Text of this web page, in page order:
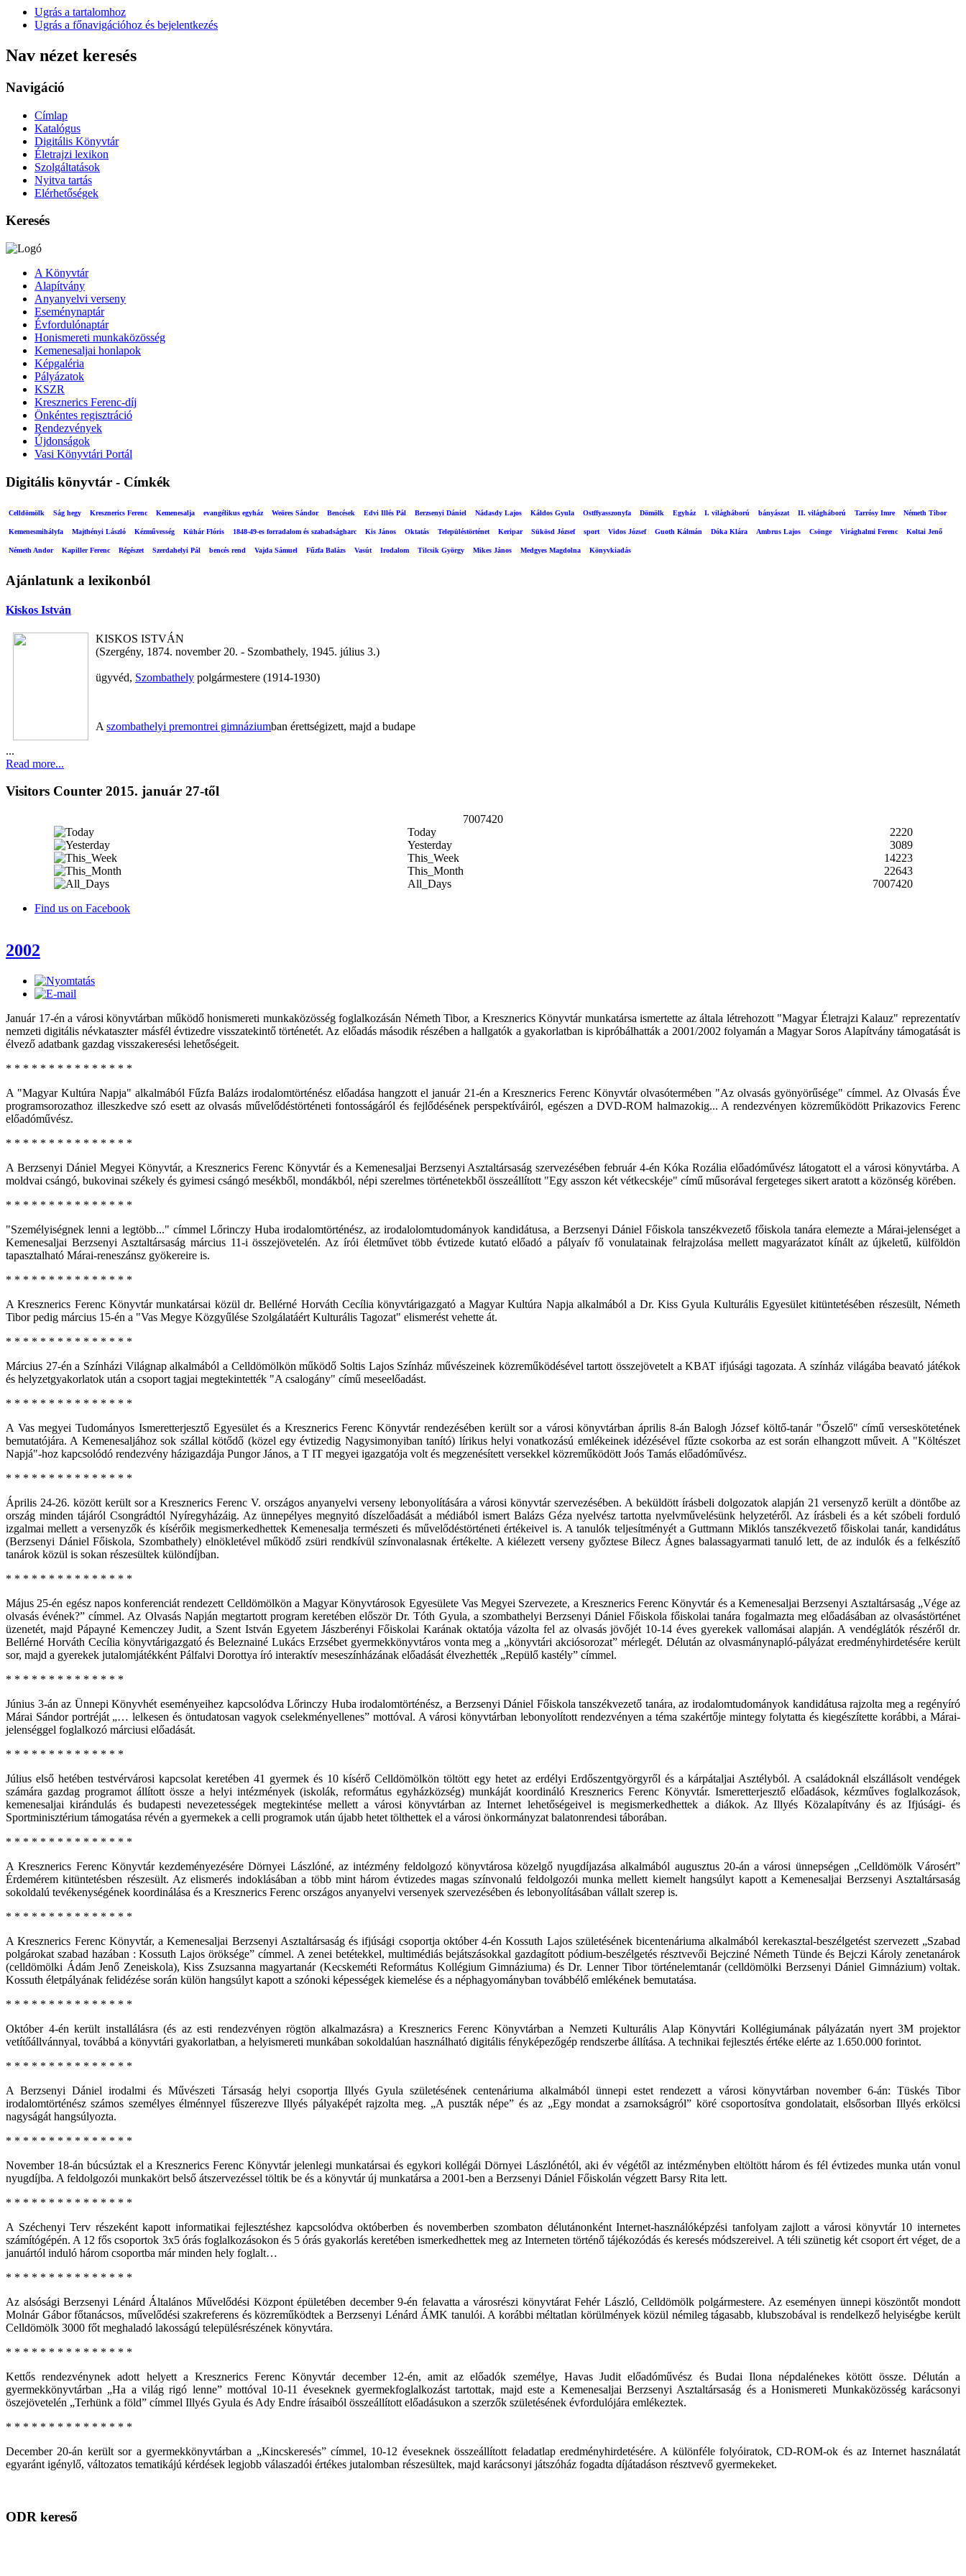
Ugrás a tartalomhoz
Ugrás a főnavigációhoz és bejelentkezés
Nav nézet keresés
Navigáció
Címlap
Katalógus
Digitális Könyvtár
Életrajzi lexikon
Szolgáltatások
Nyitva tartás
Elérhetőségek
Keresés
A Könyvtár
Alapítvány
Anyanyelvi verseny
Eseménynaptár
Évfordulónaptár
Honismereti munkaközösség
Kemenesaljai honlapok
Képgaléria
Pályázatok
KSZR
Kresznerics Ferenc-díj
Önkéntes regisztráció
Rendezvények
Újdonságok
Vasi Könyvtári Portál
Digitális könyvtár - Címkék
Celldömölk Ság hegy Kresznerics Ferenc Kemenesalja evangélikus egyház Weöres Sándor Bencések Edvi Illés Pál Berzsenyi Dániel Nádasdy Lajos Káldos Gyula Ostffyasszonyfa Dömölk Egyház I. világháború bányászat II. világháború Tarrósy Imre Németh Tibor
Kemenesmihályfa Majthényi László Kézművesség Kühár Flóris 1848-49-es forradalom és szabadságharc Kis János Oktatás Településtörténet Keripar Sükösd József sport Vidos József Guoth Kálmán Dóka Klára Ambrus Lajos Csönge Virághalmi Ferenc Koltai Jenő
Németh Andor Kapiller Ferenc Régészet Szerdahelyi Pál bencés rend Vajda Sámuel Fűzfa Balázs Vasút Irodalom Tilcsik György Mikes János Medgyes Magdolna Könyvkiadás
Ajánlatunk a lexikonból
Kiskos István
KISKOS ISTVÁN
(Szergény, 1874. november 20. - Szombathely, 1945. július 3.)
ügyvéd, Szombathely polgármestere (1914-1930)
A szombathelyi premontrei gimnáziumban érettségizett, majd a budape
...
Read more...
Visitors Counter 2015. január 27-től
7007420
Today
2220
Yesterday
3089
This_Week
14223
This_Month
22643
All_Days
7007420
Find us on Facebook
2002
Január 17-én a városi könyvtárban működő honismereti munkaközösség foglalkozásán Németh Tibor, a Kresznerics Könyvtár munkatársa ismertette az általa létrehozott "Magyar Életrajzi Kalauz" reprezentatív
nemzeti digitális névkataszter másfél évtizedre visszatekintő történetét. Az előadás második részében a hallgatók a gyakorlatban is kipróbálhatták a 2001/2002 folyamán a Magyar Soros Alapítvány támogatását is
élvező adatbank gazdag visszakeresési lehetőségeit.
* * * * * * * * * * * * * * *
A "Magyar Kultúra Napja" alkalmából Fűzfa Balázs irodalomtörténész előadása hangzott el január 21-én a Kresznerics Ferenc Könyvtár olvasótermében "Az olvasás gyönyörűsége" címmel. Az Olvasás Éve
programsorozathoz illeszkedve szó esett az olvasás művelődéstörténeti fontosságáról és fejlődésének perspektíváiról, egészen a DVD-ROM halmazokig... A rendezvényen közreműködött Prikazovics Ferenc
előadóművész.
* * * * * * * * * * * * * * *
A Berzsenyi Dániel Megyei Könyvtár, a Kresznerics Ferenc Könyvtár és a Kemenesaljai Berzsenyi Asztaltársaság szervezésében február 4-én Kóka Rozália előadóművész látogatott el a városi könyvtárba. A
moldvai csángó, bukovinai székely és gyimesi csángó mesékből, mondákból, népi szerelmes történetekből összeállított "Egy asszon két vétkecskéje" című műsorával fergeteges sikert aratott a közönség körében.
* * * * * * * * * * * * * * *
"Személyiségnek lenni a legtöbb..." címmel Lőrinczy Huba irodalomtörténész, az irodalolomtudományok kandidátusa, a Berzsenyi Dániel Főiskola tanszékvezető főiskola tanára elemezte a Márai-jelenséget a
Kemenesaljai Berzsenyi Asztaltársaság március 11-i összejövetelén. Az írói életművet több évtizede kutató előadó a pályaív fő vonulatainak felrajzolása mellett magyarázatot kínált az újkeletű, külföldön
tapasztalható Márai-reneszánsz gyökereire is.
* * * * * * * * * * * * * * *
A Kresznerics Ferenc Könyvtár munkatársai közül dr. Bellérné Horváth Cecília könyvtárigazgató a Magyar Kultúra Napja alkalmából a Dr. Kiss Gyula Kulturális Egyesület kitüntetésében részesült, Németh
Tibor pedig március 15-én a "Vas Megye Közgyűlése Szolgálatáért Kulturális Tagozat" elismerést vehette át.
* * * * * * * * * * * * * * *
Március 27-én a Színházi Világnap alkalmából a Celldömölkön működő Soltis Lajos Színház művészeinek közreműködésével tartott összejövetelt a KBAT ifjúsági tagozata. A színház világába beavató játékok
és helyzetgyakorlatok után a csoport tagjai megtekintették "A csalogány" című meseelőadást.
* * * * * * * * * * * * * * *
A Vas megyei Tudományos Ismeretterjesztő Egyesület és a Kresznerics Ferenc Könyvtár rendezésében került sor a városi könyvtárban április 8-án Balogh József költő-tanár "Őszelő" című verseskötetének
bemutatójára. A Kemenesaljához sok szállal kötődő (közel egy évtizedig Nagysimonyiban tanító) lírikus helyi vonatkozású emlékeinek idézésével fűzte csokorba az est során elhangzott műveit. A "Költészet
Napjá"-hoz kapcsolódó rendezvény házigazdája Pungor János, a T IT megyei igazgatója volt és megzenésített versekkel közreműködött Joós Tamás előadóművész.
* * * * * * * * * * * * * * *
Április 24-26. között került sor a Kresznerics Ferenc V. országos anyanyelvi verseny lebonyolítására a városi könyvtár szervezésében. A beküldött írásbeli dolgozatok alapján 21 versenyző került a döntőbe az
ország minden tájáról Csongrádtól Nyíregyházáig. Az ünnepélyes megnyitó díszelőadását a médiából ismert Balázs Géza nyelvész tartotta nyelvművelésünk helyzetéről. Az írásbeli és a két szóbeli forduló
izgalmai mellett a versenyzők és kísérőik megismerkedhettek Kemenesalja természeti és művelődéstörténeti értékeivel is. A tanulók teljesítményét a Guttmann Miklós tanszékvezető főiskolai tanár, kandidátus
(Berzsenyi Dániel Főiskola, Szombathely) elnökletével működő zsüri rendkívül színvonalasnak értékelte. A kiélezett verseny győztese Bilecz Ágnes balassagyarmati tanuló lett, de az indulók és a felkészítő
tanárok közül is sokan részesültek különdíjban.
* * * * * * * * * * * * * * *
Május 25-én egész napos konferenciát rendezett Celldömölkön a Magyar Könyvtárosok Egyesülete Vas Megyei Szervezete, a Kresznerics Ferenc Könyvtár és a Kemenesaljai Berzsenyi Asztaltársaság „Vége az
olvasás évének?” címmel. Az Olvasás Napján megtartott program keretében először Dr. Tóth Gyula, a szombathelyi Berzsenyi Dániel Főiskola főiskolai tanára fogalmazta meg előadásában az olvasástörténet
üzenetét, majd Pápayné Kemenczey Judit, a Szent István Egyetem Jászberényi Főiskolai Karának oktatója vázolta fel az olvasás jövőjét 10-14 éves gyerekek vallomásai alapján. A vendéglátók részéről dr.
Bellérné Horváth Cecília könyvtárigazgató és Beleznainé Lukács Erzsébet gyermekkönyvtáros vonta meg a „könyvtári akciósorozat” mérlegét. Délután az olvasmánynapló-pályázat eredményhirdetésére került
sor, majd a gyerekek jutalomjátékként Pálfalvi Dorottya író interaktív meseszínházának előadását élvezhették „Repülő kastély” címmel.
* * * * * * * * * * * * * *
Június 3-án az Ünnepi Könyvhét eseményeihez kapcsolódva Lőrinczy Huba irodalomtörténész, a Berzsenyi Dániel Főiskola tanszékvezető tanára, az irodalomtudományok kandidátusa rajzolta meg a regényíró
Márai Sándor portréját „… lelkesen és öntudatosan vagyok cselekményellenes” mottóval. A városi könyvtárban lebonyolított rendezvényen a téma szakértője mintegy folytatta és kiegészítette korábbi, a Márai-
jelenséggel foglalkozó márciusi előadását.
* * * * * * * * * * * * * *
Július első hetében testvérvárosi kapcsolat keretében 41 gyermek és 10 kísérő Celldömölkön töltött egy hetet az erdélyi Erdőszentgyörgyről és a kárpátaljai Asztélyból. A családoknál elszállásolt vendégek
számára gazdag programot állított össze a helyi intézmények (iskolák, református egyházközség) munkáját koordináló Kresznerics Ferenc Könyvtár. Ismeretterjesztő előadások, kézműves foglalkozások,
kemenesaljai kirándulás és budapesti nevezetességek megtekintése mellett a városi könyvtárban az Internet lehetőségeivel is megismerkedhettek a diákok. Az Illyés Közalapítvány és az Ifjúsági- és
Sportminisztérium támogatása révén a gyermekek a celli programok után újabb hetet tölthettek el a városi önkormányzat balatonrendesi táborában.
* * * * * * * * * * * * * * *
A Kresznerics Ferenc Könyvtár kezdeményezésére Dörnyei Lászlóné, az intézmény feldolgozó könyvtárosa közelgő nyugdíjazása alkalmából augusztus 20-án a városi ünnepségen „Celldömölk Városért”
Érdemérem kitüntetésben részesült. Az elismerés indoklásában a több mint három évtizedes magas színvonalú feldolgozói munka mellett kiemelt hangsúlyt kapott a Kemenesaljai Berzsenyi Asztaltársaság
sokoldalú tevékenységének koordinálása és a Kresznerics Ferenc országos anyanyelvi versenyek szervezésében és lebonyolításában vállalt szerep is.
* * * * * * * * * * * * * * *
A Kresznerics Ferenc Könyvtár, a Kemenesaljai Berzsenyi Asztaltársaság és ifjúsági csoportja október 4-én Kossuth Lajos születésének bicentenáriuma alkalmából kerekasztal-beszélgetést szervezett „Szabad
polgárokat szabad hazában : Kossuth Lajos öröksége” címmel. A zenei betétekkel, multimédiás bejátszásokkal gazdagított pódium-beszélgetés résztvevői Bejcziné Németh Tünde és Bejczi Károly zenetanárok
(celldömölki Ádám Jenő Zeneiskola), Kiss Zsuzsanna magyartanár (Kecskeméti Református Kollégium Gimnáziuma) és Dr. Lenner Tibor történelemtanár (celldömölki Berzsenyi Dániel Gimnázium) voltak.
Kossuth életpályának felidézése során külön hangsúlyt kapott a szónoki képességek kiemelése és a néphagyományban továbbélő emlékének bemutatása.
* * * * * * * * * * * * * * *
Október 4-én került installálásra (és az esti rendezvényen rögtön alkalmazásra) a Kresznerics Ferenc Könyvtárban a Nemzeti Kulturális Alap Könyvtári Kollégiumának pályázatán nyert 3M projektor
vetítőállvánnyal, továbbá a könyvtári gyakorlatban, a helyismereti munkában sokoldalúan használható digitális fényképezőgép rendszerbe állítása. A technikai fejlesztés értéke elérte az 1.650.000 forintot.
* * * * * * * * * * * * * * *
A Berzsenyi Dániel irodalmi és Művészeti Társaság helyi csoportja Illyés Gyula születésének centenáriuma alkalmából ünnepi estet rendezett a városi könyvtárban november 6-án: Tüskés Tibor
irodalomtörténész számos személyes élménnyel fűszerezve Illyés pályaképét rajzolta meg. „A puszták népe” és az „Egy mondat a zsarnokságról” köré csoportosítva gondolatait, elsősorban Illyés erkölcsi
nagyságát hangsúlyozta.
* * * * * * * * * * * * * * *
November 18-án búcsúztak el a Kresznerics Ferenc Könyvtár jelenlegi munkatársai és egykori kollégái Dörnyei Lászlónétól, aki év végétől az intézményben eltöltött három és fél évtizedes munka után vonul
nyugdíjba. A feldolgozói munkakört belső átszervezéssel töltik be és a könyvtár új munkatársa a 2001-ben a Berzsenyi Dániel Főiskolán végzett Barsy Rita lett.
* * * * * * * * * * * * * * *
A Széchenyi Terv részeként kapott informatikai fejlesztéshez kapcsolódva októberben és novemberben szombaton délutánonként Internet-használóképzési tanfolyam zajlott a városi könyvtár 10 internetes
számítógépén. A 12 fős csoportok 3x5 órás foglalkozásokon és 5 órás gyakorlás keretében ismerkedhettek meg az Interneten történő tájékozódás és keresés módszereivel. A téli szünetig két csoport ért véget, de a
januártól induló három csoportba már minden hely foglalt…
* * * * * * * * * * * * * * *
Az alsósági Berzsenyi Lénárd Általános Művelődési Központ épületében december 9-én felavatta a városrészi könyvtárat Fehér László, Celldömölk polgármestere. Az eseményen ünnepi köszöntőt mondott
Molnár Gábor főtanácsos, művelődési szakreferens és közreműködtek a Berzsenyi Lénárd ÁMK tanulói. A korábbi méltatlan körülmények közül némileg tágasabb, klubszobával is rendelkező helyiségbe került
Celldömölk 3000 főt meghaladó lakosságú településrészének könyvtára.
* * * * * * * * * * * * * * *
Kettős rendezvénynek adott helyett a Kresznerics Ferenc Könyvtár december 12-én, amit az előadók személye, Havas Judit előadóművész és Budai Ilona népdalénekes kötött össze. Délután a
gyermekkönyvtárban „Ha a világ rigó lenne” mottóval 10-11 éveseknek gyermekfoglalkozást tartottak, majd este a Kemenesaljai Berzsenyi Asztaltársaság és a Honismereti Munkaközösség karácsonyi
öszejövetelén „Terhünk a föld” címmel Illyés Gyula és Ady Endre írásaiból összeállított előadásukon a szerzők születésének évfordulójára emlékeztek.
* * * * * * * * * * * * * * *
December 20-án került sor a gyermekkönyvtárban a „Kincskeresés” címmel, 10-12 éveseknek összeállított feladatlap eredményhirdetésére. A különféle folyóiratok, CD-ROM-ok és az Internet használatát
egyaránt igénylő, változatos tematikájú kérdések legjobb válaszadói értékes jutalomban részesültek, majd karácsonyi játszóház fogadta díjátadáson résztvevő gyermekeket.
ODR kereső